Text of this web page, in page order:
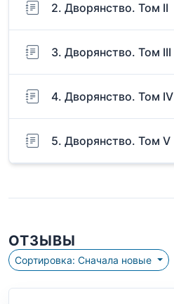
2. Дворянство. Том II
3. Дворянство. Том III
4. Дворянство. Том IV
5. Дворянство. Том V
ОТЗЫВЫ
Сортировка: Сначала новые